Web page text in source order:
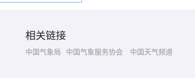
相关链接
中国气象局 中国气象服务协会 中国天气频道